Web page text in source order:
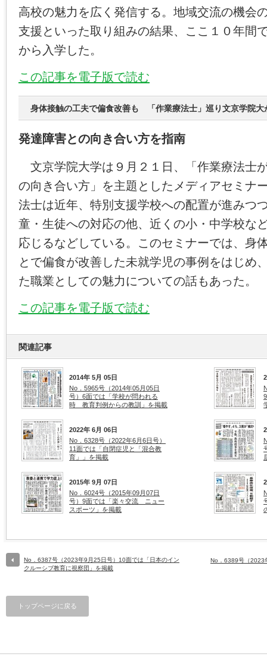
高校の魅力を広く発信する。地域交流の機会
支援といった取り組みの結果、ここ１０年間
から入学した。
この記事を電子版で読む
身体接触の工夫で偏食改善も 「作業療法士」巡り文京学院大
発達障害との向き合い方を指南
文京学院大学は９月２１日、「作業療法士
の向き合い方」を主題としたメディアセミナ
法士は近年、特別支援学校への配置が進みつ
童・生徒への対応の他、近くの小・中学校な
応じるなどしている。このセミナーでは、身
とで偏食が改善した未就学児の事例をはじめ
た職業としての魅力についての話もあった。
この記事を電子版で読む
関連記事
2014年 5月 05日
No．5965号（2014年05月05日
号）6面では「学校が問われる
時 教育判例からの教訓」を掲載
2022年 6月 06日
No．6328号（2022年6月6日号）
11面では「自閉症児と「混合教
育」」を掲載
2015年 9月 07日
No．6024号（2015年09月07日
号）9面では「楽々交流 ニュー
スポーツ」を掲載
No．6387号（2023年9月25日号）10面では「日本のイン
クルーシブ教育に視察団」を掲載
No．6389号（2023
トップページに戻る